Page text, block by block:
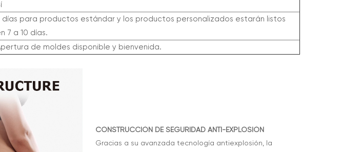
días para productos estándar y los productos personalizados estarán listos
7 a 10 días.
de moldes disponible y bienvenida.
CONSTRUCCIÓN DE SEGURIDAD ANTI-EXPLOSIÓN
Gracias a su avanzada tecnología antiexplosión, la